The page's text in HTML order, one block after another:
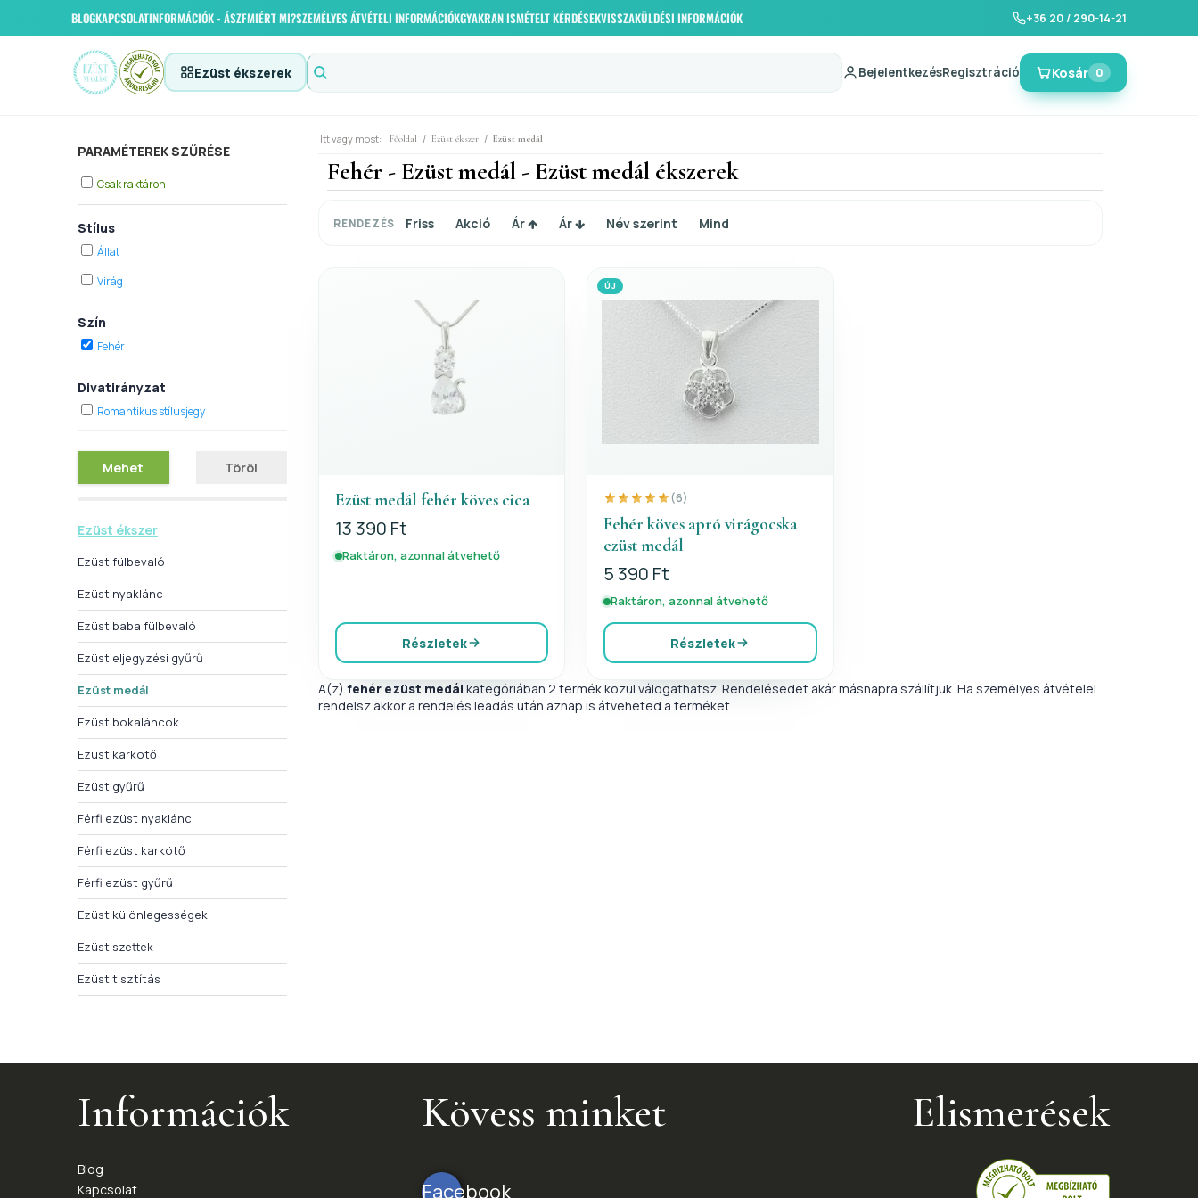
BLOGKAPCSOLATINFORMÁCIÓK - ÁSZFMIÉRT MI?SZEMÉLYES ÁTVÉTELI INFORMÁCIÓKGYAKRAN ISMÉTELT KÉRDÉSEKVISSZAKÜLDÉSI INFORMÁCIÓK +36 20 / 290-14-21
Ezüst ékszerek BejelentkezésRegisztráció Kosár 0
PARAMÉTEREK SZŰRÉSE
Csak raktáron
Stílus
Állat
Virág
Szín
Fehér
Divatirányzat
Romantikus stílusjegy
Mehet Töröl
Ezüst ékszer
Ezüst fülbevaló
Ezüst nyaklánc
Ezüst baba fülbevaló
Ezüst eljegyzési gyűrű
Ezüst medál
Ezüst bokaláncok
Ezüst karkötő
Ezüst gyűrű
Férfi ezüst nyaklánc
Férfi ezüst karkötő
Férfi ezüst gyűrű
Ezüst különlegességek
Ezüst szettek
Ezüst tisztítás
Itt vagy most: Főoldal / Ezüst ékszer / Ezüst medál
Fehér - Ezüst medál - Ezüst medál ékszerek
RENDEZÉS Friss Akció Ár Ár Név szerint Mind
Ezüst medál fehér köves cica
13 390 Ft
Raktáron, azonnal átvehető
Részletek
ÚJ
(6)
Fehér köves apró virágocska
ezüst medál
5 390 Ft
Raktáron, azonnal átvehető
Részletek
A(z) fehér ezüst medál kategóriában 2 termék közül válogathatsz. Rendelésedet akár másnapra szállítjuk. Ha személyes átvételel
rendelsz akkor a rendelés leadás után aznap is átveheted a terméket.
Információk
Blog
Kapcsolat
Kövess minket
Facebook
Elismerések